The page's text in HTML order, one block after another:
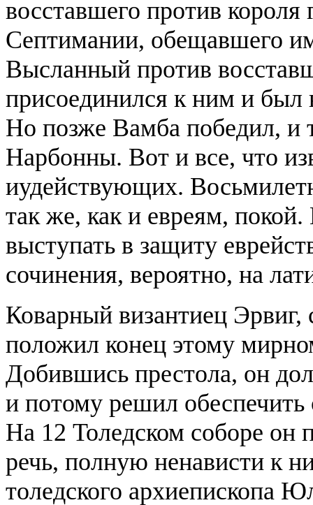
восставшего против
Септимании, обещавшего
Высланный против
присоединился к ним и был
Но позже Вамба победил, и
Нарбонны. Вот и все, что
иудействующих.
так же, как и евреям,
выступать в защиту
сочинения, вероятно, на
Коварный византиец
положил конец этому
Добившись престола, он
и потому решил обеспечить
На 12 Толедском соборе он
речь, полную ненависти к
толедского архиепископа